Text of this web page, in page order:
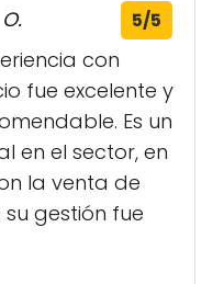
5/5
con
fue excelente y
Es un
en el sector, en
la venta de
gestión fue